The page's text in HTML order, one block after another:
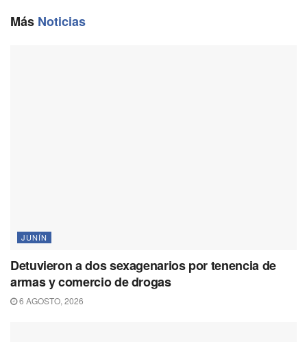
o
a
Más Noticias
JUNÍN
Detuvieron a dos sexagenarios por tenencia de
armas y comercio de drogas
6 AGOSTO, 2026